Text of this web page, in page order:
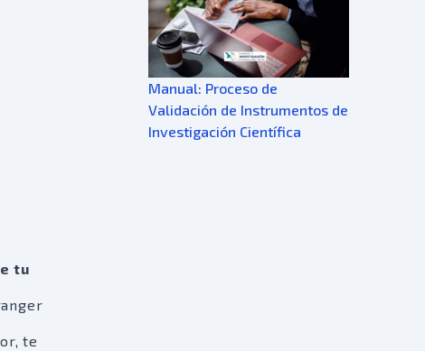
tu
te
Manual: Proceso de
Validación de Instrumentos de
Investigación Científica